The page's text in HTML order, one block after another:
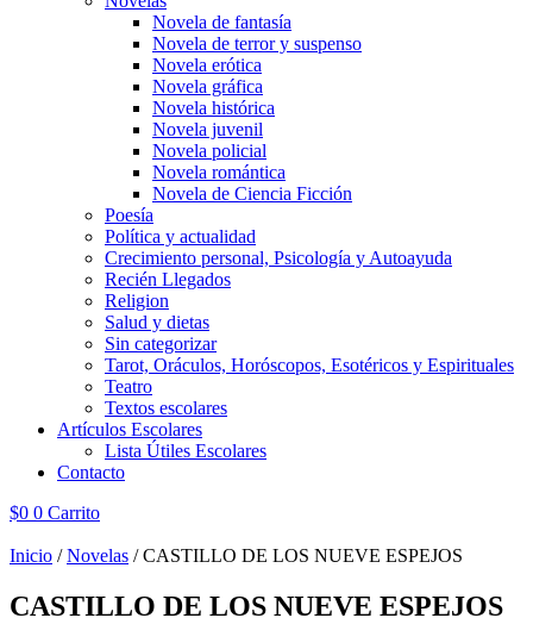
Novela de fantasía
Novela de terror y suspenso
Novela erótica
Novela gráfica
Novela histórica
Novela juvenil
Novela policial
Novela romántica
Novela de Ciencia Ficción
Poesía
Política y actualidad
Crecimiento personal, Psicología y Autoayuda
Recién Llegados
Religion
Salud y dietas
Sin categorizar
Tarot, Oráculos, Horóscopos, Esotéricos y Espirituales
Teatro
Textos escolares
Artículos Escolares
Lista Útiles Escolares
Contacto
$0 0 Carrito
Inicio /Novelas / CASTILLO DE LOS NUEVE ESPEJOS
CASTILLO DE LOS NUEVE ESPEJOS